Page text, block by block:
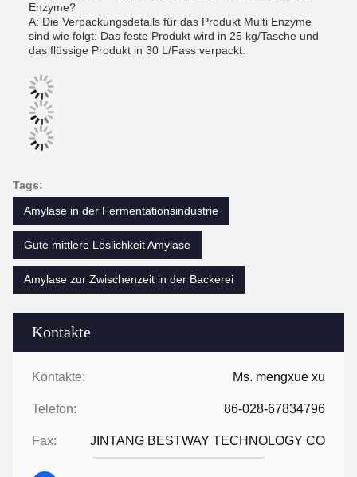
Kontakte
Kontakte: Ms. mengxue xu
Telefon: 86-028-67834796
Fax: JINTANG BESTWAY TECHNOLOGY CO
Enzyme?
A: Die Verpackungsdetails für das Produkt Multi Enzyme
sind wie folgt: Das feste Produkt wird in 25 kg/Tasche und
das flüssige Produkt in 30 L/Fass verpackt.
Tags:
Amylase in der Fermentationsindustrie
Gute mittlere Löslichkeit Amylase
Amylase zur Zwischenzeit in der Backerei